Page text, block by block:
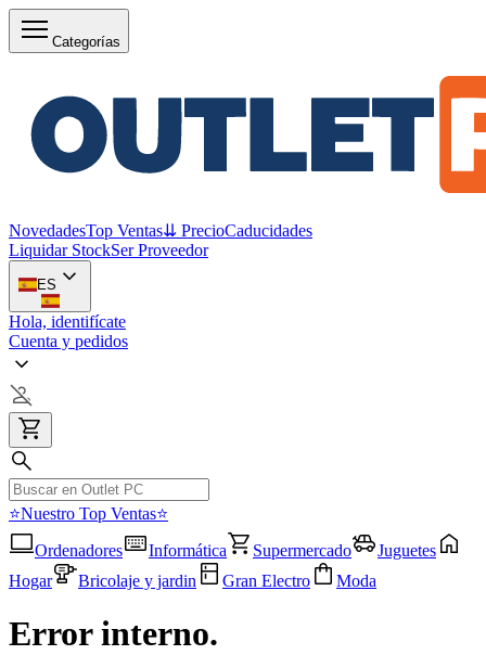
Categorías
NovedadesTop Ventas⇊ PrecioCaducidades
Liquidar StockSer Proveedor
ES
Hola, identifícate
Cuenta y pedidos
⭐Nuestro Top Ventas⭐
Ordenadores
Informática Supermercado
Juguetes
Hogar
Bricolaje y jardin Gran Electro Moda
Error interno.